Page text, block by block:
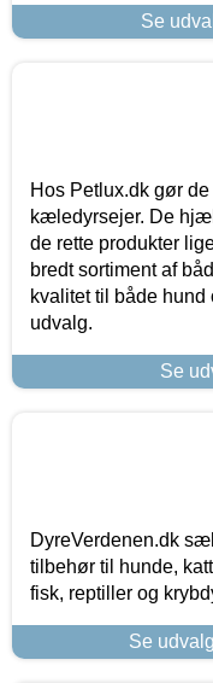
Se
Hos Petlux.dk gør
kæledyrsejer. De
de rette produkter
bredt sortiment af
kvalitet til både hund
udvalg.
Se
DyreVerdenen.dk
tilbehør til hunde,
fisk, reptiller og
Se